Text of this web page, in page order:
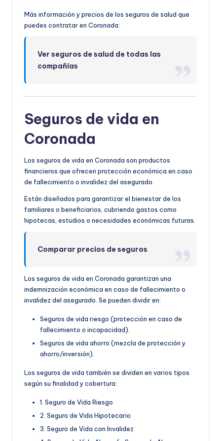
Más información y precios de los seguros de salud que
puedes contratar en Coronada:
Ver seguros de salud de todas las
compañías
Seguros de vida en
Coronada
Los seguros de vida en Coronada son productos
financieros que ofrecen protección económica en caso
de fallecimiento o invalidez del asegurado.
Están diseñados para garantizar el bienestar de los
familiares o beneficiarios, cubriendo gastos como
hipotecas, estudios o necesidades económicas futuras.
Comparar precios de seguros
Los seguros de vida en Coronada garantizan una
indemnización económica en caso de fallecimiento o
invalidez del asegurado. Se pueden dividir en:
Seguros de vida riesgo (protección en caso de
fallecimiento o incapacidad).
Seguros de vida ahorro (mezcla de protección y
ahorro/inversión).
Los seguros de vida también se dividen en varios tipos
según su finalidad y cobertura:
1. Seguro de Vida Riesgo
2. Seguro de Vida Hipotecario
3. Seguro de Vida con Invalidez